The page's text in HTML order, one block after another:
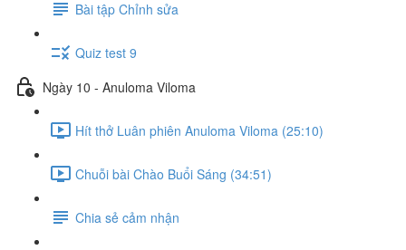
Bài tập Chỉnh sửa
Quiz test 9
Ngày 10 - Anuloma Viloma
Hít thở Luân phiên Anuloma Viloma (25:10)
Chuỗi bài Chào Buổi Sáng (34:51)
Chia sẻ cảm nhận